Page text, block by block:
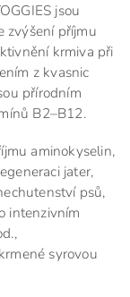
jsou
zvýšení příjmu
krmiva při
z kvasnic
přírodním
B2–B12.
aminokyselin,
jater,
psů,
intenzivním
syrovou